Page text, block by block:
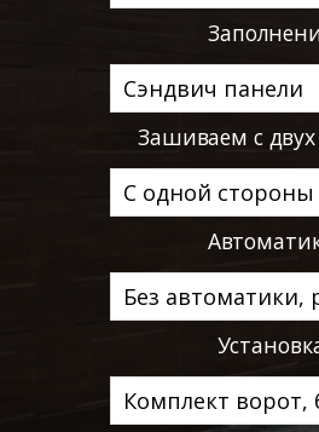
Зашиваем с двух